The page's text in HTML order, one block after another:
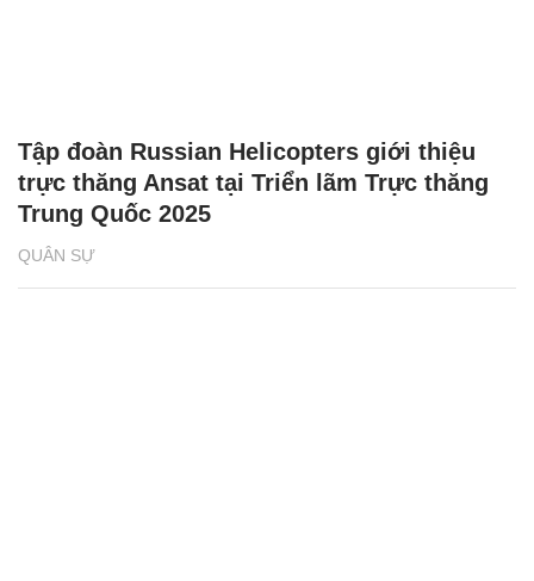
QUÂN SỰ
Tập đoàn Russian Helicopters giới thiệu
trực thăng Ansat tại Triển lãm Trực thăng
Trung Quốc 2025